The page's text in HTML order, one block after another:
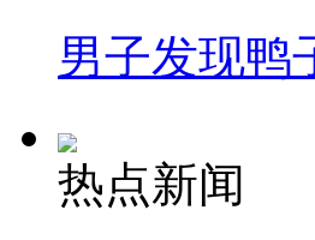
男子发现鸭
热点新闻